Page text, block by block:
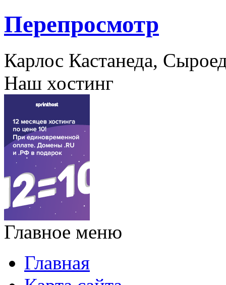
Перепросмотр
Карлос Кастанеда,
Наш хостинг
Главное меню
Главная